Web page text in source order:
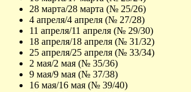
28 марта/28 марта (№ 25/26)
4 апреля/4 апреля (№ 27/28)
11 апреля/11 апреля (№ 29/30)
18 апреля/18 апреля (№ 31/32)
25 апреля/25 апреля (№ 33/34)
2 мая/2 мая (№ 35/36)
9 мая/9 мая (№ 37/38)
16 мая/16 мая (№ 39/40)